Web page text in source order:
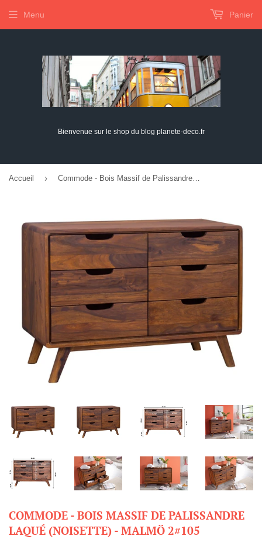
Bienvenue sur le shop du blog planete-deco.fr
Menu Panier
Accueil ›
COMMODE - BOIS MASSIF DE PALISSANDRE
LAQUÉ (NOISETTE) - MALMÖ 2#105